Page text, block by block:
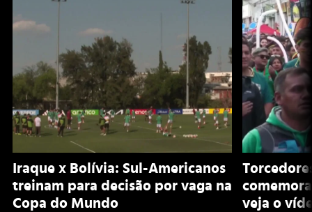
Iraque x Bolívia: Sul-Americanos
treinam para decisão por vaga na
Copa do Mundo
veja o